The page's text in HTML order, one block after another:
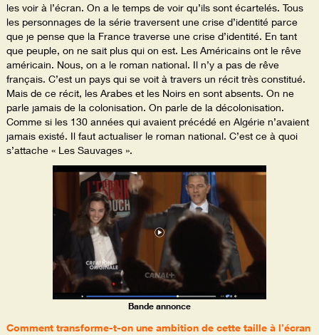
les voir à l’écran. On a le temps de voir qu’ils sont écartelés. Tous
les personnages de la série traversent une crise d’identité parce
que je pense que la France traverse une crise d’identité. En tant
que peuple, on ne sait plus qui on est. Les Américains ont le rêve
américain. Nous, on a le roman national. Il n’y a pas de rêve
français. C’est un pays qui se voit à travers un récit très constitué.
Mais de ce récit, les Arabes et les Noirs en sont absents. On ne
parle jamais de la colonisation. On parle de la décolonisation.
Comme si les 130 années qui avaient précédé en Algérie n’avaient
jamais existé. Il faut actualiser le roman national. C’est ce à quoi
s’attache « Les Sauvages ».
Bande annonce
Comment transforme-t-on une ambition de cette taille à l’écran